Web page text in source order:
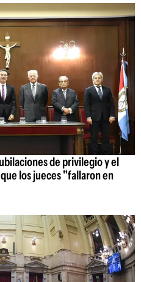
de privilegio y el
los jueces "fallaron en